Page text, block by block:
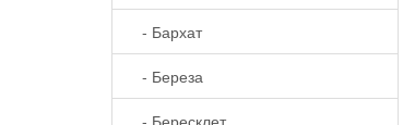
- Бархат
- Береза